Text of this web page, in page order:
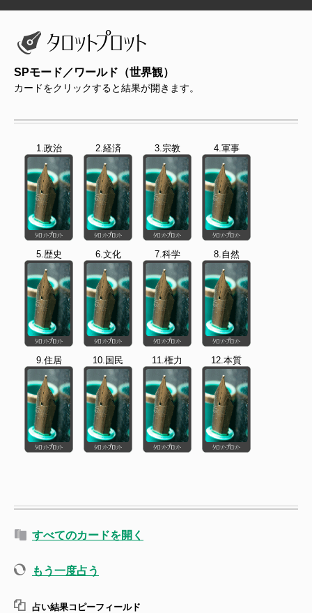
SPモード／ワールド（世界観）
カードをクリックすると結果が開きます。
1.政治 2.経済 3.宗教 4.軍事
5.歴史 6.文化 7.科学 8.自然
9.住居 10.国民 11.権力 12.本質
すべてのカードを開く
もう一度占う
占い結果コピーフィールド